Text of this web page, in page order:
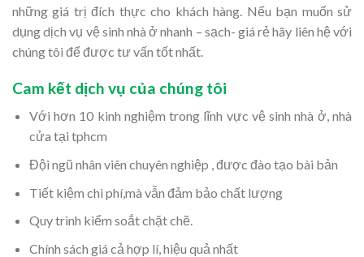
những giá trị đích thực cho khách hàng. Nếu bạn muốn sử
dụng dịch vụ vệ sinh nhà ở nhanh – sạch- giá rẻ hãy liên hệ với
chúng tôi để được tư vấn tốt nhất.
Cam kết dịch vụ của chúng tôi
Với hơn 10 kinh nghiệm trong lĩnh vực vệ sinh nhà ở, nhà
cửa tại tphcm
Đội ngũ nhân viên chuyên nghiệp , được đào tạo bài bản
Tiết kiệm chi phí,mà vẫn đảm bảo chất lượng
Quy trình kiểm soắt chặt chẽ.
Chính sách giá cả hợp lí, hiệu quả nhất